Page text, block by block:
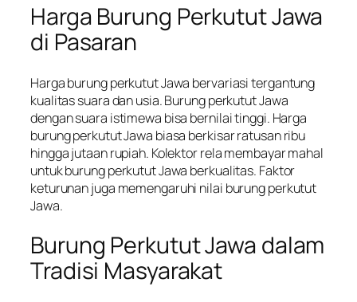
Harga Burung Perkutut Jawa
di Pasaran
Harga burung perkutut Jawa bervariasi tergantung
kualitas suara dan usia. Burung perkutut Jawa
dengan suara istimewa bisa bernilai tinggi. Harga
burung perkutut Jawa biasa berkisar ratusan ribu
hingga jutaan rupiah. Kolektor rela membayar mahal
untuk burung perkutut Jawa berkualitas. Faktor
keturunan juga memengaruhi nilai burung perkutut
Jawa.
Burung Perkutut Jawa dalam
Tradisi Masyarakat